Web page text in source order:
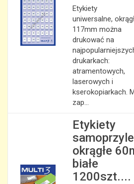
Etykiety
uniwersalne,
117mm można
drukować na
drukarkach:
atramentowych,
laserowych i
kserokopiarkach.
zap...
Etykiety
okrągłe
białe
1200szt....